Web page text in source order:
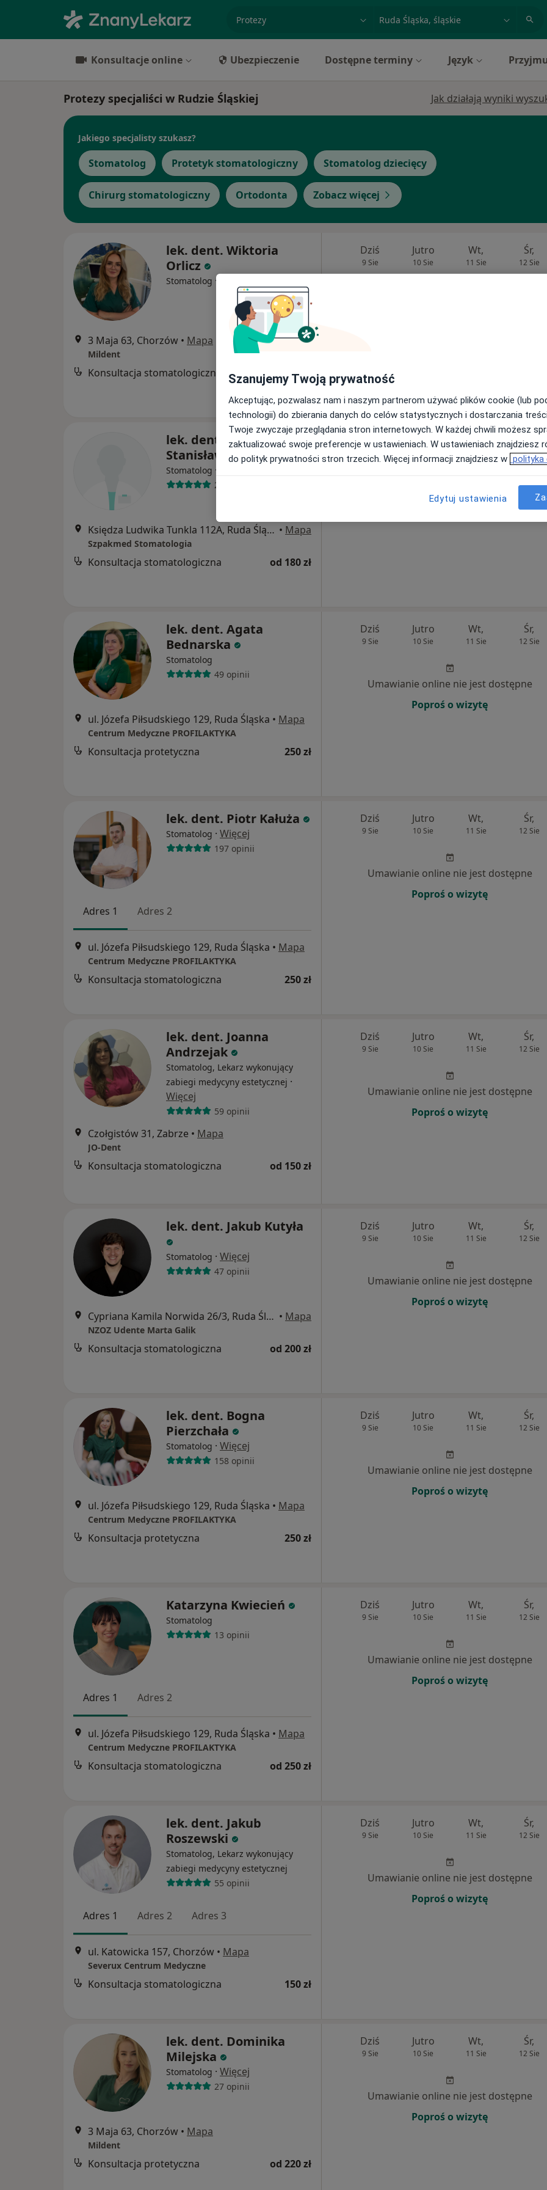
miasto lub dzielnica
Konsultacje online Ubezpieczenie Dostępne terminy Język
Protezy specjaliści w Rudzie Śląskiej Jak działają wyniki
Jakiego specjalisty szukasz?
Stomatolog Protetyk stomatologiczny Stomatolog dziecięcy
Chirurg stomatologiczny Ortodonta Zobacz więcej
lek. dent. Wiktoria
Orlicz
Stomatolog ·
3 Maja 63, Chorzów • Mapa
Mildent
Konsultacja stomatologiczna od 220 zł
Dziś
9 Sie
Jutro
10 Sie
Wt,
11 Sie
Śr,
12 Sie
lek. dent. Wojciech
Stanisław Torbus
Stomatolog ·
2 opinie
Księdza Ludwika Tunkla 112A, Ruda Śląska • Mapa
Szpakmed Stomatologia
Konsultacja stomatologiczna od 180 zł
Dziś Jutro Wt, Śr,
12 Sie
Umawianie online nie jest dostępne
lek. dent. Agata
Bednarska
Stomatolog
49 opinii
ul. Józefa Piłsudskiego 129, Ruda Śląska • Mapa
Centrum Medyczne PROFILAKTYKA
Konsultacja protetyczna 250 zł
Dziś
9 Sie
Jutro
10 Sie
Wt,
11 Sie
Śr,
12 Sie
Umawianie online nie jest dostępne
Poproś o wizytę
lek. dent. Piotr Kałuża
Stomatolog · Więcej
197 opinii
Adres 1 Adres 2
ul. Józefa Piłsudskiego 129, Ruda Śląska • Mapa
Centrum Medyczne PROFILAKTYKA
Konsultacja stomatologiczna 250 zł
Dziś
9 Sie
Jutro
10 Sie
Wt,
11 Sie
Śr,
12 Sie
Umawianie online nie jest dostępne
Poproś o wizytę
lek. dent. Joanna
Andrzejak
Stomatolog, Lekarz wykonujący
zabiegi medycyny estetycznej ·
Więcej
59 opinii
Czołgistów 31, Zabrze • Mapa
JO-Dent
Konsultacja stomatologiczna od 150 zł
Dziś
9 Sie
Jutro
10 Sie
Wt,
11 Sie
Śr,
12 Sie
Umawianie online nie jest dostępne
Poproś o wizytę
lek. dent. Jakub Kutyła
Stomatolog · Więcej
47 opinii
Cypriana Kamila Norwida 26/3, Ruda Śląska • Mapa
NZOZ Udente Marta Galik
Konsultacja stomatologiczna od 200 zł
Dziś
9 Sie
Jutro
10 Sie
Wt,
11 Sie
Śr,
12 Sie
Umawianie online nie jest dostępne
Poproś o wizytę
lek. dent. Bogna
Pierzchała
Stomatolog · Więcej
158 opinii
ul. Józefa Piłsudskiego 129, Ruda Śląska • Mapa
Centrum Medyczne PROFILAKTYKA
Konsultacja protetyczna 250 zł
Dziś
9 Sie
Jutro
10 Sie
Wt,
11 Sie
Śr,
12 Sie
Umawianie online nie jest dostępne
Poproś o wizytę
Katarzyna Kwiecień
Stomatolog
13 opinii
Adres 1 Adres 2
ul. Józefa Piłsudskiego 129, Ruda Śląska • Mapa
Centrum Medyczne PROFILAKTYKA
Konsultacja stomatologiczna od 250 zł
Dziś
9 Sie
Jutro
10 Sie
Wt,
11 Sie
Śr,
12 Sie
Umawianie online nie jest dostępne
Poproś o wizytę
lek. dent. Jakub
Roszewski
Stomatolog, Lekarz wykonujący
zabiegi medycyny estetycznej
55 opinii
Adres 1 Adres 2 Adres 3
ul. Katowicka 157, Chorzów • Mapa
Severux Centrum Medyczne
Konsultacja stomatologiczna 150 zł
Dziś
9 Sie
Jutro
10 Sie
Wt,
11 Sie
Śr,
12 Sie
Umawianie online nie jest dostępne
Poproś o wizytę
lek. dent. Dominika
Milejska
Stomatolog · Więcej
27 opinii
3 Maja 63, Chorzów • Mapa
Mildent
Konsultacja protetyczna od 220 zł
Dziś
9 Sie
Jutro
10 Sie
Wt,
11 Sie
Śr,
12 Sie
Umawianie online nie jest dostępne
Poproś o wizytę
Szanujemy Twoją prywatność
Akceptując, pozwalasz nam i naszym partnerom używać plików cookie (lub
technologii) do zbierania danych do celów statystycznych i dostarczania
Twoje zwyczaje przeglądania stron internetowych. W każdej chwili możesz
zaktualizować swoje preferencje w ustawieniach. W ustawieniach znajdziesz
do polityk prywatności stron trzecich. Więcej informacji znajdziesz w polityka
Edytuj ustawienia